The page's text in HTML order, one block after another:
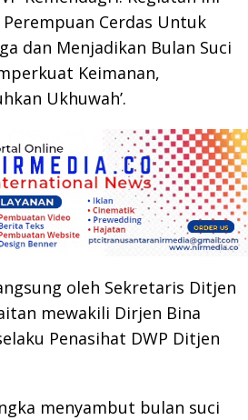
Cerdas Untuk
dan Menjadikan Bulan Suci
Keimanan,
Ukhuwah’.
oleh Sekretaris Ditjen
mewakili Dirjen Bina
Penasihat DWP Ditjen
menyambut bulan suci